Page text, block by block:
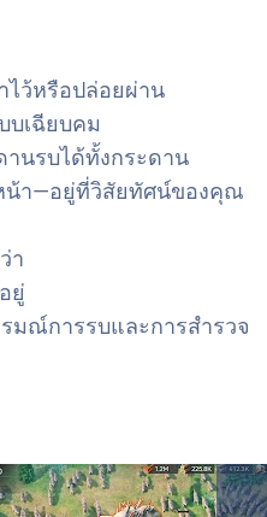
ไว้หรือปล่อยผ่าน
บเฉียบคม
านรบได้ทั้งกระดาน
หน้า—อยู่ที่วิสัยทัศน์ของคุณ
า
ยู่
มณ์การรบและการสำรวจ